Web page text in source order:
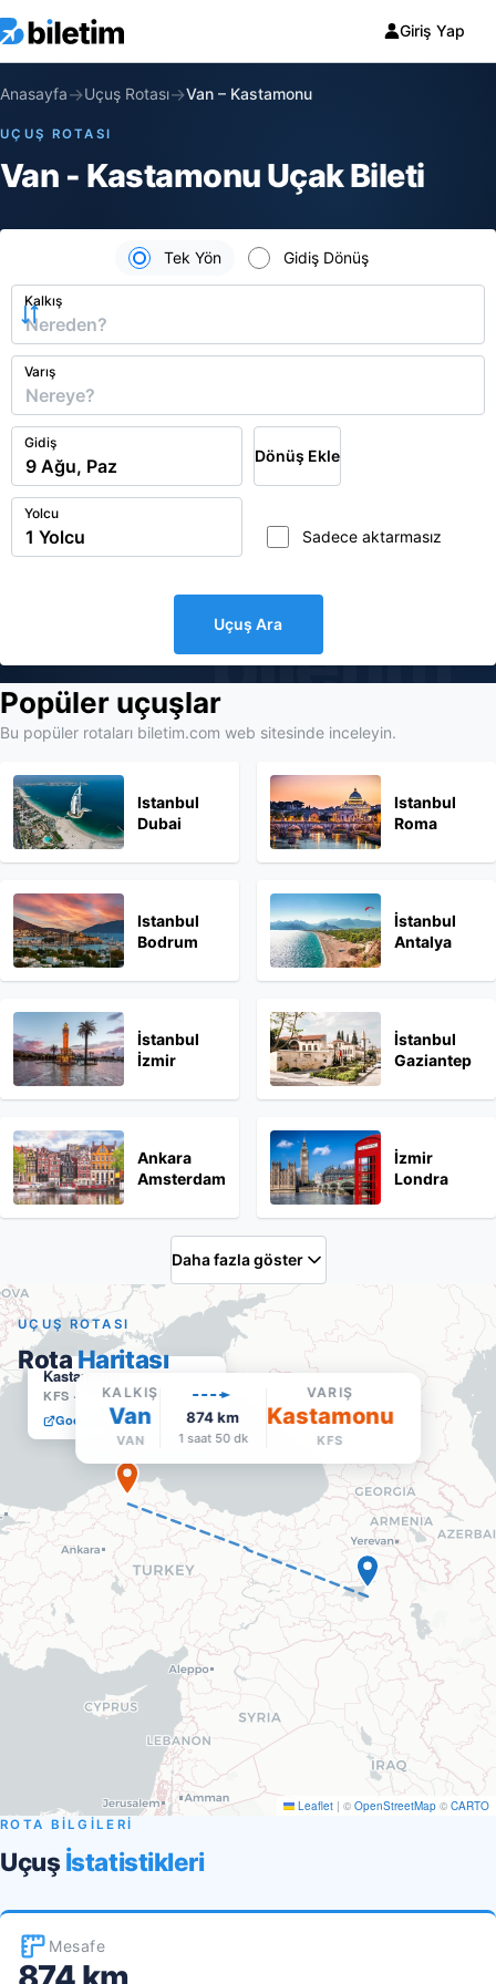
Giriş Yap
biletim
Anasayfa→Uçuş Rotası→Van – Kastamonu
UÇUŞ ROTASI
Van - Kastamonu Uçak Bileti
Tek Yön Gidiş Dönüş
Kalkış
Varış
Gidiş
Dönüş Ekle
Yolcu
Sadece aktarmasız
Uçuş Ara
Popüler uçuşlar
Bu popüler rotaları biletim.com web sitesinde inceleyin.
Istanbul
Dubai
Istanbul
Roma
Istanbul
Bodrum
İstanbul
Antalya
İstanbul
İzmir
İstanbul
Gaziantep
Ankara
Amsterdam
İzmir
Londra
Daha fazla göster
Kastamonu
KFS ·
Varış
Google Maps'te aç
Leaflet | © OpenStreetMap © CARTO
UÇUŞ ROTASI
RotaHaritası
KALKIŞ
Van
VAN
874km
1 saat 50 dk
VARIŞ
Kastamonu
KFS
ROTA BİLGİLERİ
Uçuş İstatistikleri
Mesafe